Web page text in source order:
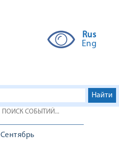
Rus
Eng
Сентябрь